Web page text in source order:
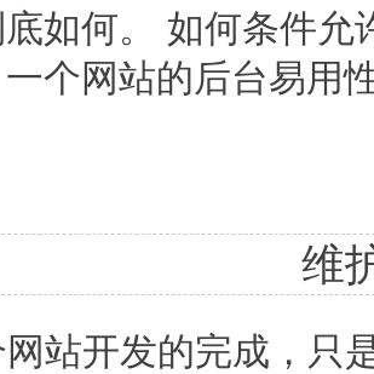
底如何。 如何条件
个网站的后台易用
维
开发的完成，只是